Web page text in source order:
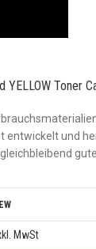
YELLOW Toner
entwickelt und
MwSt